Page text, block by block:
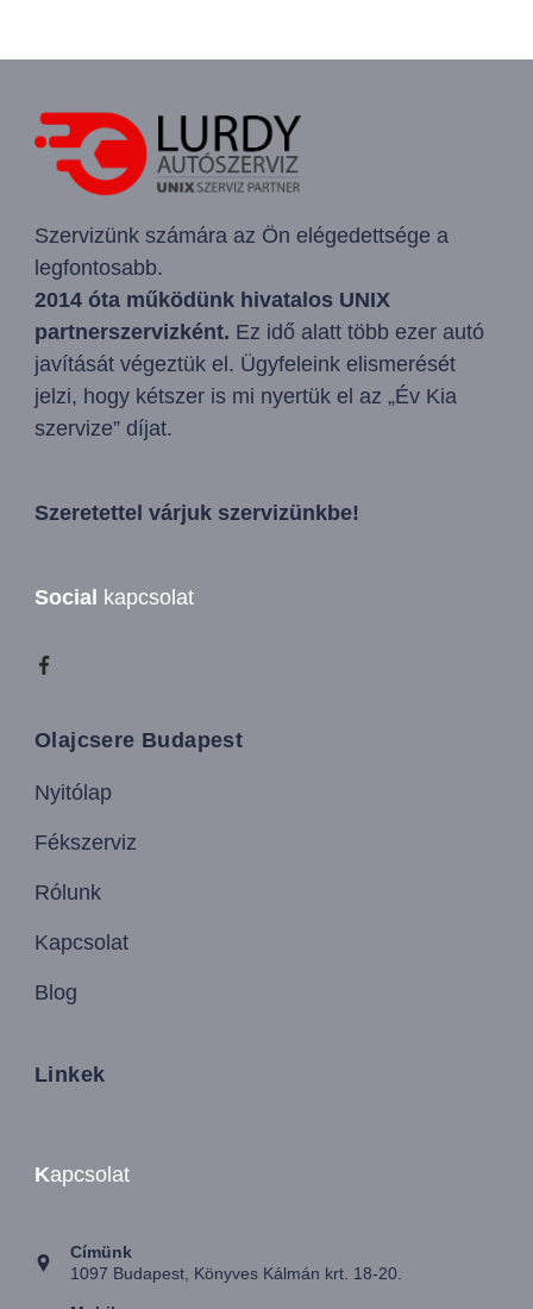
Szervizünk számára az Ön elégedettsége a
legfontosabb.
2014 óta működünk hivatalos UNIX
partnerszervizként. Ez idő alatt több ezer autó
javítását végeztük el. Ügyfeleink elismerését
jelzi, hogy kétszer is mi nyertük el az „Év Kia
szervize” díjat.
Szeretettel várjuk szervizünkbe!
Social kapcsolat
Olajcsere Budapest
Nyitólap
Fékszerviz
Rólunk
Kapcsolat
Blog
Linkek
Kapcsolat
Címünk
1097 Budapest, Könyves Kálmán krt. 18-20.